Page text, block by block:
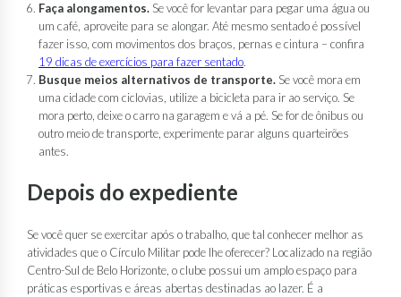
Faça alongamentos. Se você for levantar para pegar uma água ou
um café, aproveite para se alongar. Até mesmo sentado é possível
fazer isso, com movimentos dos braços, pernas e cintura – confira
19 dicas de exercícios para fazer sentado.
Busque meios alternativos de transporte. Se você mora em
uma cidade com ciclovias, utilize a bicicleta para ir ao serviço. Se
mora perto, deixe o carro na garagem e vá a pé. Se for de ônibus ou
outro meio de transporte, experimente parar alguns quarteirões
antes.
Depois do expediente
Se você quer se exercitar após o trabalho, que tal conhecer melhor as
atividades que o Círculo Militar pode lhe oferecer? Localizado na região
Centro-Sul de Belo Horizonte, o clube possui um amplo espaço para
práticas esportivas e áreas abertas destinadas ao lazer. É a